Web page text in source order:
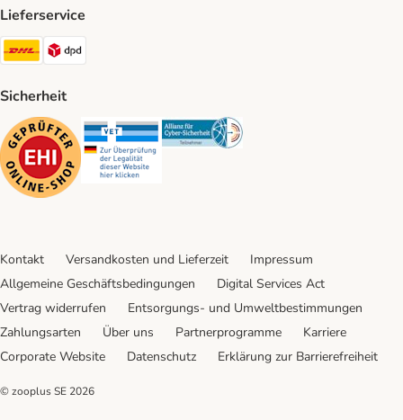
Lieferservice
DHL Shipping Method
Sicherheit
Security Security Security
Kontakt Versandkosten und Lieferzeit
Impressum
Allgemeine Geschäftsbedingungen
Digital Services Act
Vertrag widerrufen
Entsorgungs- und Umweltbestimmungen
Zahlungsarten
Über uns Partnerprogramme
Karriere
Corporate Website
Datenschutz Erklärung zur Barrierefreiheit
© zooplus SE 2026